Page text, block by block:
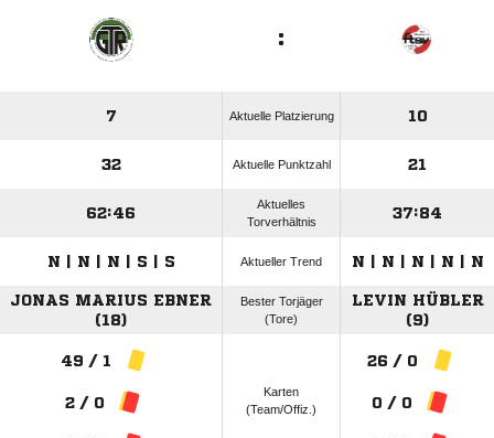
:
7 Aktuelle Platzierung 10
32 Aktuelle Punktzahl 21
62:46
Aktuelles
Torverhältnis
37:84
N | N | N | S | S Aktueller Trend N | N | N | N | N
JONAS MARIUS EBNER
(18)
Bester Torjäger
(Tore)
LEVIN HÜBLER
(9)
49 / 1
2 / 0
Karten
(Team/Offiz.)
26 / 0
0 / 0